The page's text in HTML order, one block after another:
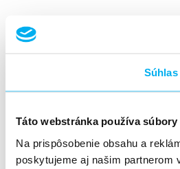
Súhlas
Táto webstránka používa súbory
Na prispôsobenie obsahu a
poskytujeme aj našim